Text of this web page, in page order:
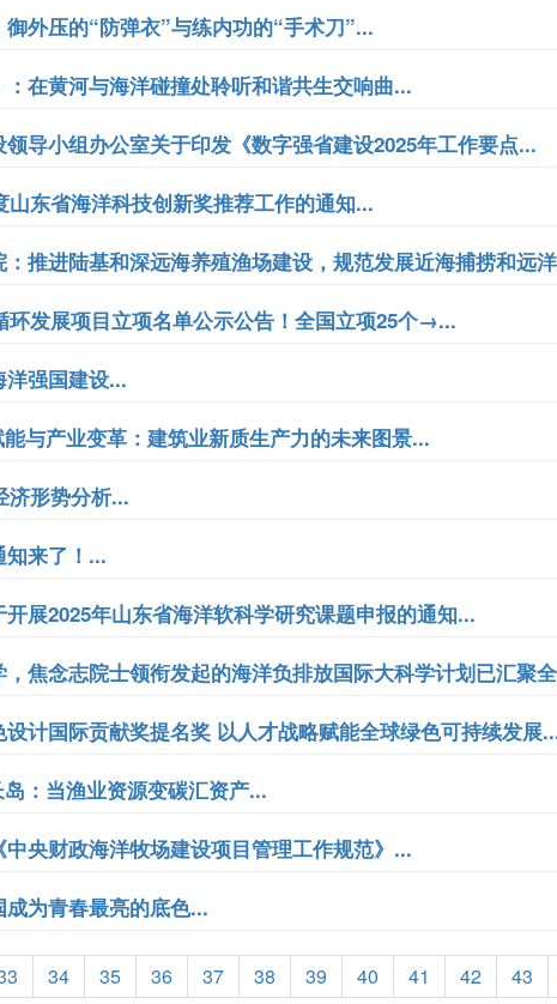
外压的“防弹衣”与练内功的“手术刀”...
：在黄河与海洋碰撞处聆听和谐共生交响曲...
导小组办公室关于印发《数字强省建设2025年工作要点...
山东省海洋科技创新奖推荐工作的通知...
推进陆基和深远海养殖渔场建设，规范发展近海捕捞和远
环发展项目立项名单公示公告！全国立项25个→...
洋强国建设...
与产业变革：建筑业新质生产力的未来图景...
济形势分析...
知来了！...
展2025年山东省海洋软科学研究课题申报的通知...
焦念志院士领衔发起的海洋负排放国际大科学计划已汇聚
计国际贡献奖提名奖 以人才战略赋能全球绿色可持续发展
：当渔业资源变碳汇资产...
央财政海洋牧场建设项目管理工作规范》...
为青春最亮的底色...
34 35 36 37 38 39 40 41 42 43